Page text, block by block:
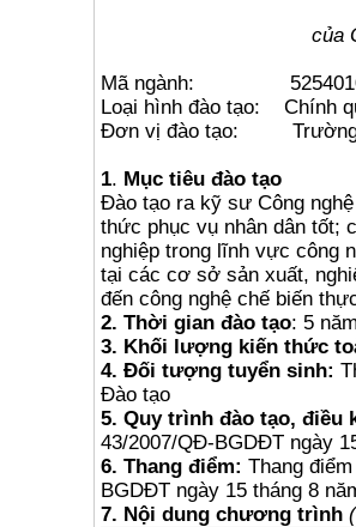
của
Mã ngành:
Loại hình đào tạo: Chính
Đơn vị đào tạo: Trường
1. Mục tiêu đào tạo
Đào tạo ra kỹ sư Công
thức phục vụ nhân dân tốt;
nghiệp trong lĩnh vực công
tại các cơ sở sản xuất,
đến công nghệ chế biến
2. Thời gian đào tạo: 5
3. Khối lượng kiến thức
4. Đối tượng tuyển sinh:
Đào tạo
5. Quy trình đào tạo, điều
43/2007/QĐ-BGDĐT ngày
6. Thang điểm: Thang
BGDĐT ngày 15 tháng 8
7. Nội dung chương trình